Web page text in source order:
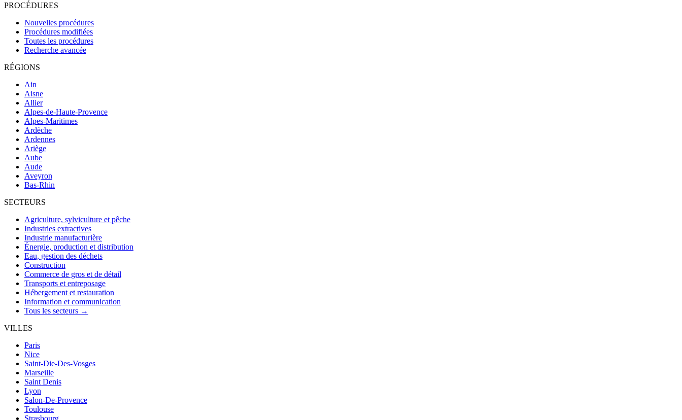
PROCÉDURES
Nouvelles procédures
Procédures modifiées
Toutes les procédures
Recherche avancée
RÉGIONS
Ain
Aisne
Allier
Alpes-de-Haute-Provence
Alpes-Maritimes
Ardèche
Ardennes
Ariège
Aube
Aude
Aveyron
Bas-Rhin
SECTEURS
Agriculture, sylviculture et pêche
Industries extractives
Industrie manufacturière
Énergie, production et distribution
Eau, gestion des déchets
Construction
Commerce de gros et de détail
Transports et entreposage
Hébergement et restauration
Information et communication
Tous les secteurs →
VILLES
Paris
Nice
Saint-Die-Des-Vosges
Marseille
Saint Denis
Lyon
Salon-De-Provence
Toulouse
Strasbourg